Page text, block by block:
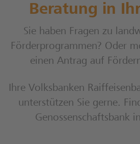
Beratung in
Sie haben Fragen zu
Förderprogrammen? Oder
einen Antrag auf
Ihre Volksbanken
unterstützen Sie gerne.
Genossenschaftsbank